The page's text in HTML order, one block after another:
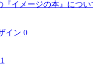
『イメージの本』につ
イン 0
1